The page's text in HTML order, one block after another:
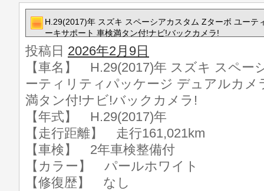
H.29(2017)年 スズキ スペーシアカスタム Zターボ ユーテ
ーキサポート 車検満タン付!ナビ!バックカメラ!
投稿日 2026年2月9日
【車名】 H.29(2017)年 スズキ スペー
ーティリティパッケージ デュアルカメ
満タン付!ナビ!バックカメラ!
【年式】 H.29(2017)年
【走行距離】 走行161,021km
【車検】 2年車検整備付
【カラー】 パールホワイト
【修復歴】 なし